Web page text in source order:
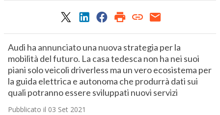
Audi ha annunciato una nuova strategia per la
mobilità del futuro. La casa tedesca non ha nei suoi
piani solo veicoli driverless ma un vero ecosistema per
la guida elettrica e autonoma che produrrà dati sui
quali potranno essere sviluppati nuovi servizi
Pubblicato il 03 Set 2021